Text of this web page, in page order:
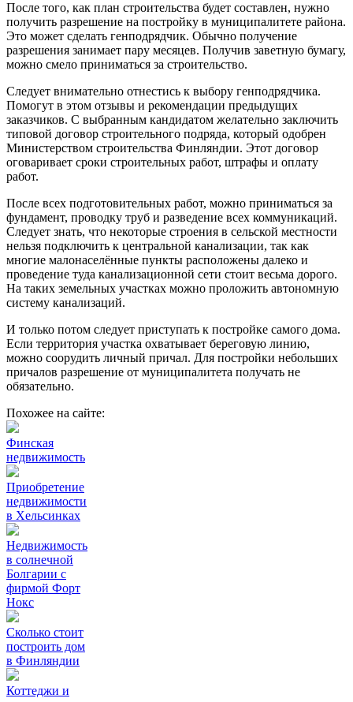
После того, как план строительства будет составлен, нужно
получить разрешение на постройку в муниципалитете района.
Это может сделать генподрядчик. Обычно получение
разрешения занимает пару месяцев. Получив заветную бумагу,
можно смело приниматься за строительство.
Следует внимательно отнестись к выбору генподрядчика.
Помогут в этом отзывы и рекомендации предыдущих
заказчиков. С выбранным кандидатом желательно заключить
типовой договор строительного подряда, который одобрен
Министерством строительства Финляндии. Этот договор
оговаривает сроки строительных работ, штрафы и оплату
работ.
После всех подготовительных работ, можно приниматься за
фундамент, проводку труб и разведение всех коммуникаций.
Следует знать, что некоторые строения в сельской местности
нельзя подключить к центральной канализации, так как
многие малонаселённые пункты расположены далеко и
проведение туда канализационной сети стоит весьма дорого.
На таких земельных участках можно проложить автономную
систему канализаций.
И только потом следует приступать к постройке самого дома.
Если территория участка охватывает береговую линию,
можно соорудить личный причал. Для постройки небольших
причалов разрешение от муниципалитета получать не
обязательно.
Похожее на сайте:
Финская
недвижимость
Приобретение
недвижимости
в Хельсинках
Недвижимость
в солнечной
Болгарии с
фирмой Форт
Нокс
Сколько стоит
построить дом
в Финляндии
Коттеджи и